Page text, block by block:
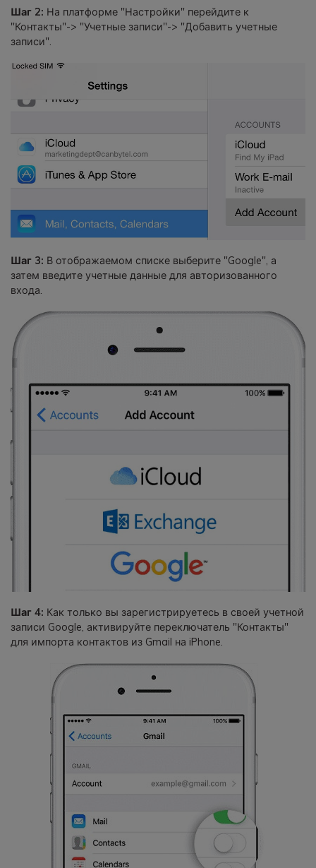
Шаг 2: На платформе "Настройки" перейдите к
"Контакты"-> "Учетные записи"-> "Добавить учетные
записи".
Шаг 3: В отображаемом списке выберите "Google", а
затем введите учетные данные для авторизованного
входа.
Шаг 4: Как только вы зарегистрируетесь в своей учетной
записи Google, активируйте переключатель "Контакты"
для импорта контактов из Gmail на iPhone.